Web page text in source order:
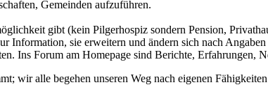
Gemeinden aufzuführen.
gibt (kein Pilgerhospiz sondern Pension,
Information, sie erweitern und ändern sich nach
Ins Forum am Homepage sind Berichte, Erfahrungen,
wir alle begehen unseren Weg nach eigenen